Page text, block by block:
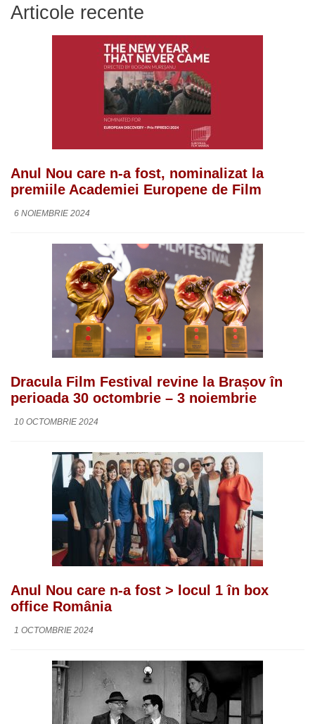
Articole recente
Anul Nou care n-a fost, nominalizat la
premiile Academiei Europene de Film
6 NOIEMBRIE 2024
Dracula Film Festival revine la Brașov în
perioada 30 octombrie – 3 noiembrie
10 OCTOMBRIE 2024
Anul Nou care n-a fost > locul 1 în box
office România
1 OCTOMBRIE 2024